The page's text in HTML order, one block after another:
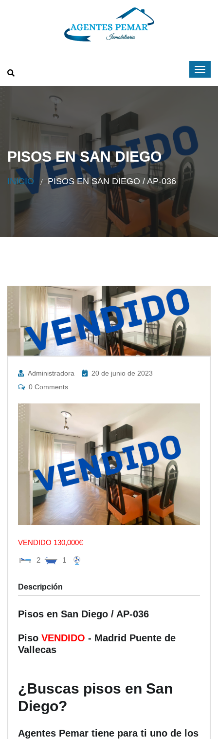
PISOS EN SAN DIEGO
INICIO PISOS EN SAN DIEGO / AP-036
Administradora
20 de junio de 2023
0 Comments
VENDIDO 130,000€
2 1
Descripción
Pisos en San Diego / AP-036
Piso VENDIDO - Madrid Puente de
Vallecas
¿Buscas pisos en San
Diego?
Agentes Pemar tiene para ti uno de los